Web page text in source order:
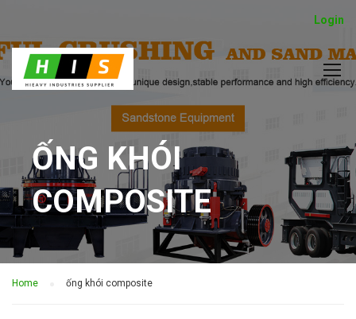
Login
ỐNG KHÓI
COMPOSITE
Home ống khói composite